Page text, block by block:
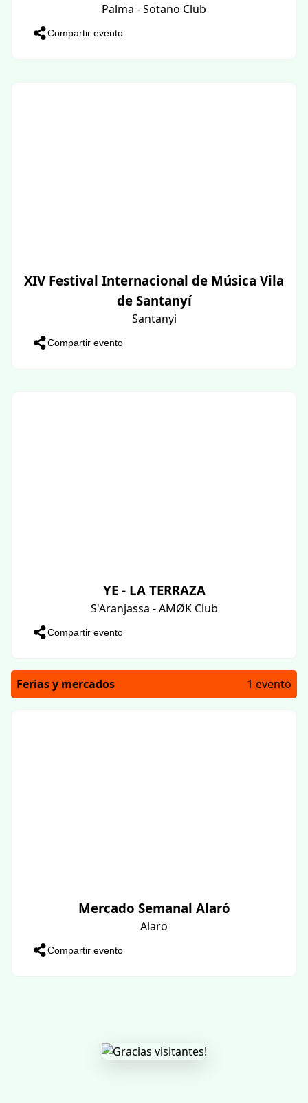
Palma - Sotano Club
Compartir evento
XIV Festival Internacional de Música Vila
de Santanyí
Santanyi
Compartir evento
YE - LA TERRAZA
S'Aranjassa - AMØK Club
Compartir evento
Ferias y mercados 1 evento
Mercado Semanal Alaró
Alaro
Compartir evento